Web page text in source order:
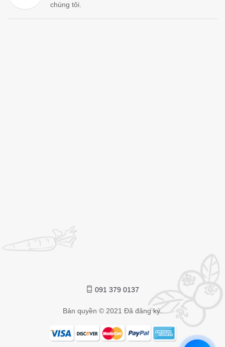
chúng tôi.
091 379 0137
Bản quyền © 2021 Đã đăng ký.